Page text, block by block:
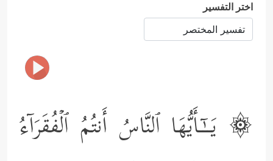
اختر التفسير
۞ یَــٰۤـأَیُّهَا ٱلنَّاسُ أَنتُمُ ٱلۡفُقَرَاۤءُ